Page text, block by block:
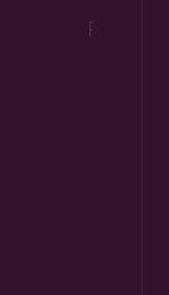
Preberi